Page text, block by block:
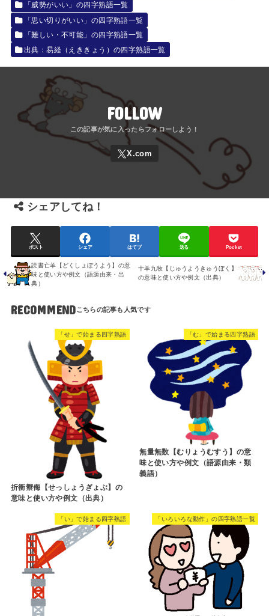
「威勢がいい」の四字熟語一覧
「思い切りがいい」の四字熟語一覧
「難しい・不可能」の四字熟語一覧
出典：易経（えききょう）の四字熟語一覧
FOLLOW
シェアしてね！
ポスト シェア はてブ 送る Pocket
読書亡羊【どくしょぼうよう】の意
味と使い方や例文（語源由来・出
典）
十羊九牧【じゅうようきゅうぼく】
の意味と使い方や例文（出典）
RECOMMEND
「せ」で始まる四字熟語
折衝禦侮【せっしょうぎょぶ】の
意味と使い方や例文（出典）
「む」で始まる四字熟語
無量無数【むりょうむすう】の意
味と使い方や例文（語源由来・類
義語）
「い」で始まる四字熟語 「いろいろな動作」の四字熟語一覧